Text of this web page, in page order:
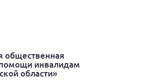
общественная
инвалидам
области»